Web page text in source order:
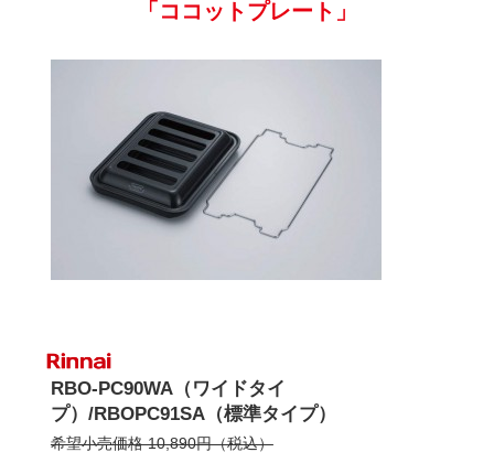
「ココットプレート」
RBO-PC90WA（ワイドタイ
プ）/RBOPC91SA（標準タイプ）
希望小売価格 10,890円（税込）